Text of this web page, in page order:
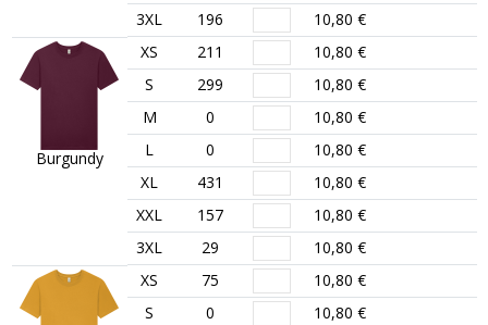
3XL
196 10,80 €
Burgundy
XS 211
10,80 €
S
299
10,80 €
M
0
10,80 €
L
0
10,80 €
XL
431
10,80 €
XXL
157
10,80 €
3XL
29 10,80 €
XS 75
10,80 €
S
0
10,80 €